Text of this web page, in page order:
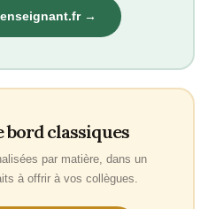
→
bord classiques
par matière, dans un
à offrir à vos collègues.